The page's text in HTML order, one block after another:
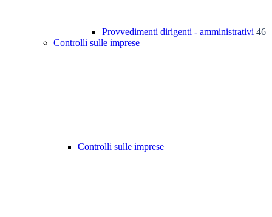
Provvedimenti dirigenti - amministrativi 46
Controlli sulle imprese
Controlli sulle imprese